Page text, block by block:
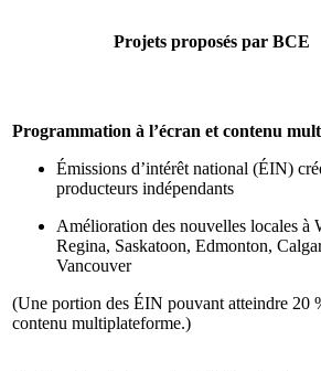
Projets proposés par BCE
Programmation à l’écran et contenu
Émissions d’intérêt national (ÉIN)
producteurs indépendants
Amélioration des nouvelles locales à
Regina, Saskatoon, Edmonton,
Vancouver
(Une portion des ÉIN pouvant atteindre 20
contenu multiplateforme.)